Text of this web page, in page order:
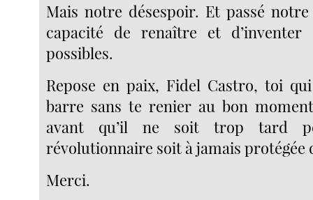
Mais notre désespoir. Et passé
capacité de renaître et d’inventer
possibles.
Repose en paix, Fidel Castro, toi
barre sans te renier au bon
avant qu’il ne soit trop tard
révolutionnaire soit à jamais protégée
Merci.